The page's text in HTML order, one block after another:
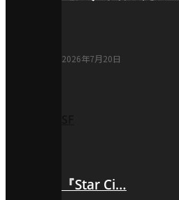
2026年7月20日
『Star Ci…